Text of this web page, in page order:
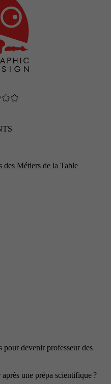
Métiers de la Table
devenir professeur des
une prépa scientifique ?